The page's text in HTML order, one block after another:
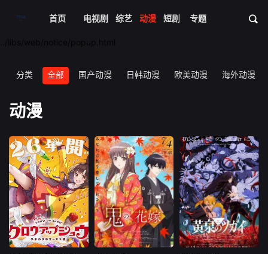
首页电影 电视剧 综艺 动漫 短剧大全 体育
专题
分类 全部 国产动漫 日韩动漫 欧美动漫 海外动漫
动漫